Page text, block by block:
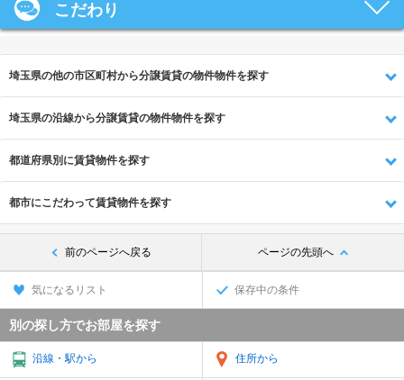
こだわり
埼玉県の他の市区町村から分譲賃貸の物件物件を探す
埼玉県の沿線から分譲賃貸の物件物件を探す
都道府県別に賃貸物件を探す
都市にこだわって賃貸物件を探す
前のページへ戻る ページの先頭へ
気になるリスト 保存中の条件
別の探し方でお部屋を探す
沿線・駅から 住所から